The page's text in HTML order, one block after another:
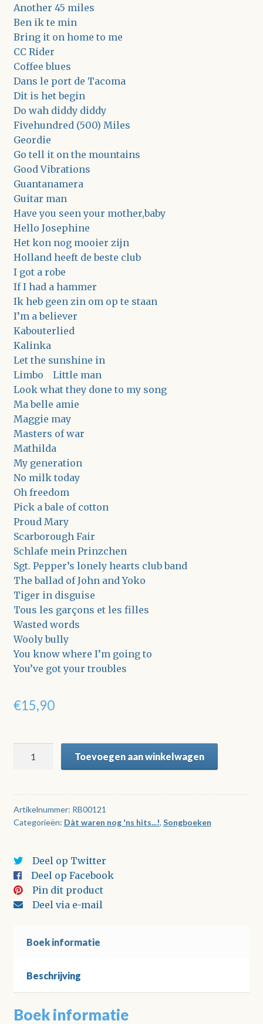
Another 45 miles
Ben ik te min
Bring it on home to me
CC Rider
Coffee blues
Dans le port de Tacoma
Dit is het begin
Do wah diddy diddy
Fivehundred (500) Miles
Geordie
Go tell it on the mountains
Good Vibrations
Guantanamera
Guitar man
Have you seen your mother,baby
Hello Josephine
Het kon nog mooier zijn
Holland heeft de beste club
I got a robe
If I had a hammer
Ik heb geen zin om op te staan
I’m a believer
Kabouterlied
Kalinka
Let the sunshine in
Limbo Little man
Look what they done to my song
Ma belle amie
Maggie may
Masters of war
Mathilda
My generation
No milk today
Oh freedom
Pick a bale of cotton
Proud Mary
Scarborough Fair
Schlafe mein Prinzchen
Sgt. Pepper’s lonely hearts club band
The ballad of John and Yoko
Tiger in disguise
Tous les garçons et les filles
Wasted words
Wooly bully
You know where I’m going to
You’ve got your troubles
€15,90
'ns
hits
-
aantal
Toevoegen aan winkelwagen
Artikelnummer: RB00121
Categorieën: Dàt waren nog 'ns hits...!, Songboeken
Deel op Twitter
Deel op Facebook
Pin dit product
Deel via e-mail
Boek informatie
Beschrijving
Boek informatie